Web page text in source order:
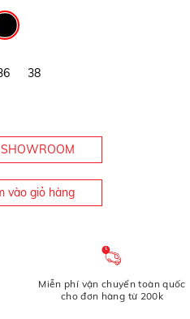
38
vào giỏ hàng
Miễn phí vận chuyển toàn quốc
cho đơn hàng từ 200k